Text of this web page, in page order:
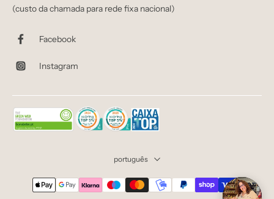
(custo da chamada para rede fixa nacional)
Facebook
Instagram
português